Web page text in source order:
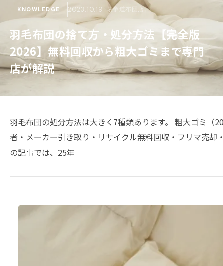
KNOWLEDGE 2023.10.19 表参道布団店。
羽毛布団の捨て方・処分方法【完全版
2026】無料回収から粗大ゴミまで専門
店が解説
羽毛布団の処分方法は大きく7種類あります。 粗大ゴミ（
者・メーカー引き取り・リサイクル無料回収・フリマ売
の記事では、25年